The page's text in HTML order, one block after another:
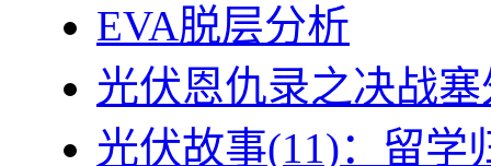
EVA脱层分析
光伏恩仇录之决战
光伏故事(11)：留学